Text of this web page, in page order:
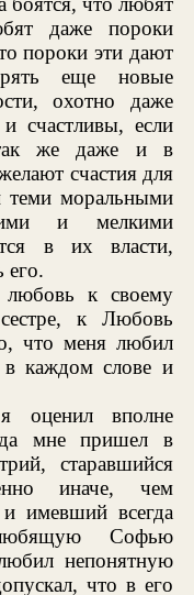
даже пороки
пороки эти дают
еще новые
охотно даже
счастливы, если
же даже и в
счастия для
теми моральными
и мелкими
в их власти,
его.
любовь к своему
к Любовь
что меня любил
в каждом слове и
оценил вполне
мне пришел в
старавшийся
иначе, чем
имевший всегда
Софью
непонятную
что в его